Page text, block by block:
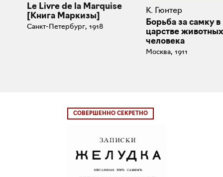
Le Livre de la Marquise
[Книга Маркизы]
Санкт-Петербург, 1918
К. Гюнтер
Борьба за самку в
царстве
человека
Москва, 1911
СОВЕРШЕННО СЕКРЕТНО